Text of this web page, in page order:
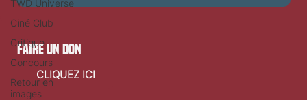
TWD Universe
Ciné Club
Critique
Concours
Retour en
images
faire un don
CLIQUEZ ICI